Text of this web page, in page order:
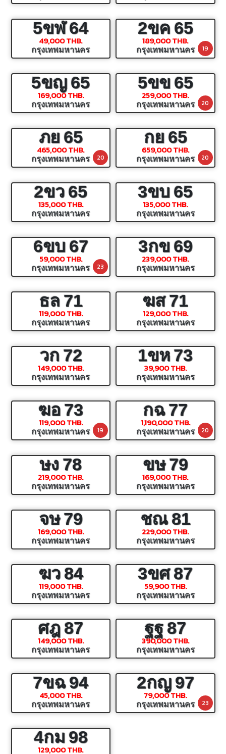
5ขฬ64
49,000 THB.
กรุงเทพมหานคร
2ขค65
189,000 THB.
กรุงเทพมหานคร 19
5ขญ65
169,000 THB.
กรุงเทพมหานคร
5ขข65
259,000 THB.
กรุงเทพมหานคร 20
ภย65
465,000 THB.
กรุงเทพมหานคร 20
กย65
659,000 THB.
กรุงเทพมหานคร 20
2ขว65
135,000 THB.
กรุงเทพมหานคร
3ขบ65
135,000 THB.
กรุงเทพมหานคร
6ขบ67
59,000 THB.
กรุงเทพมหานคร 23
3กข69
239,000 THB.
กรุงเทพมหานคร
ธล 71
119,000 THB.
กรุงเทพมหานคร
ฆส 71
129,000 THB.
กรุงเทพมหานคร
วก 72
149,000 THB.
กรุงเทพมหานคร
1ขห 73
39,900 THB.
กรุงเทพมหานคร
ฆอ 73
119,000 THB.
กรุงเทพมหานคร 19
กฉ 77
1,190,000 THB.
กรุงเทพมหานคร 20
ษง 78
219,000 THB.
กรุงเทพมหานคร
ขษ 79
169,000 THB.
กรุงเทพมหานคร
จษ 79
169,000 THB.
กรุงเทพมหานคร
ชณ81
229,000 THB.
กรุงเทพมหานคร
ฆว84
119,000 THB.
กรุงเทพมหานคร
3ขศ87
59,900 THB.
กรุงเทพมหานคร
ศฎ87
149,000 THB.
กรุงเทพมหานคร
ฐฐ87
390,000 THB.
กรุงเทพมหานคร
7ขฉ94
45,000 THB.
กรุงเทพมหานคร
2กญ97
79,000 THB.
กรุงเทพมหานคร 23
4กม98
129,000 THB.